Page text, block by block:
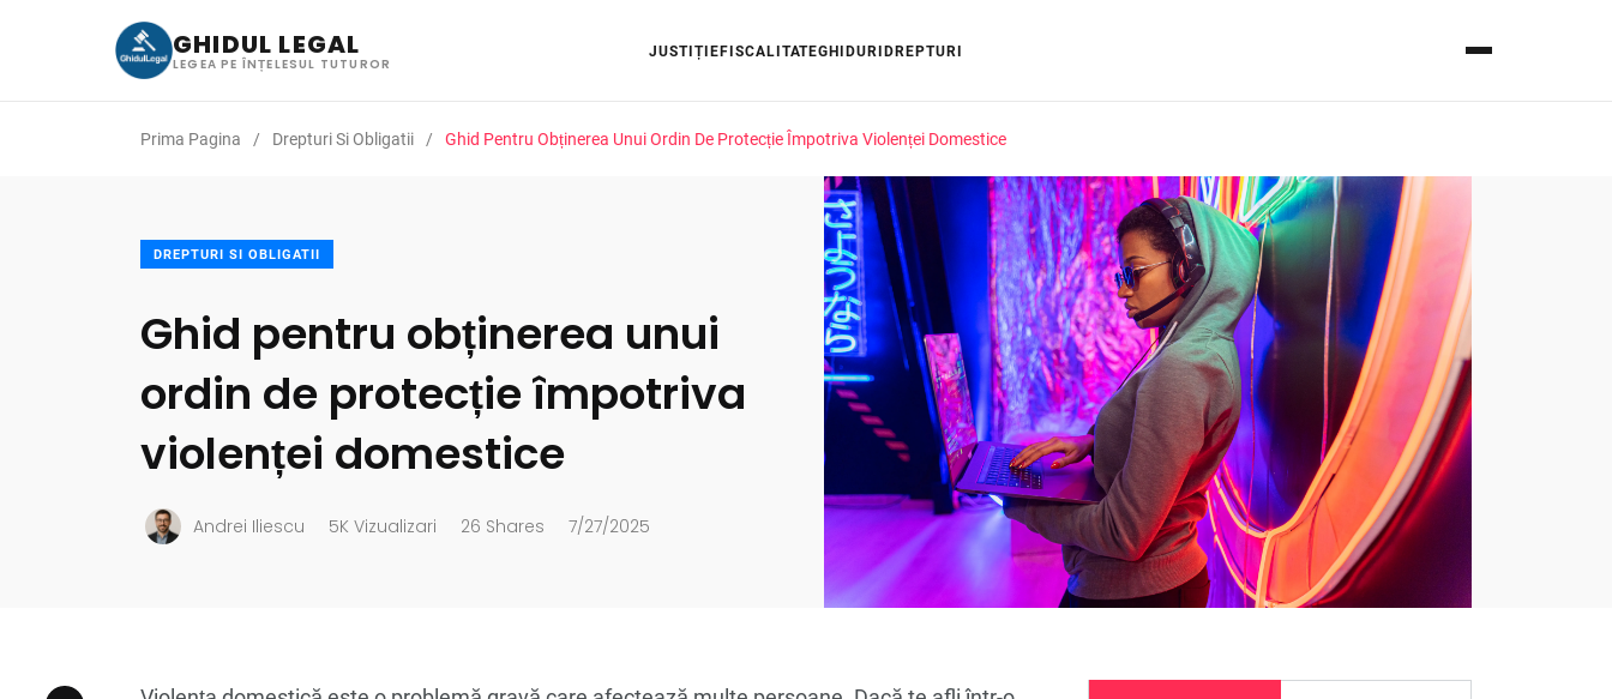
GHIDUL LEGAL
LEGEA PE ÎNȚELESUL TUTUROR
JUSTIȚIE FISCALITATEGHIDURI DREPTURI
Prima Pagina Drepturi Si Obligatii Ghid Pentru Obținerea Unui Ordin De Protecție Împotriva Violenței Domestice
DREPTURI SI OBLIGATII
Ghid pentru obținerea unui
ordin de protecție împotriva
violenței domestice
Andrei Iliescu 5K Vizualizari 26 Shares 7/27/2025